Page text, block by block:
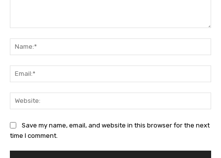
Save my name, email, and website in this browser for the next
time I comment.